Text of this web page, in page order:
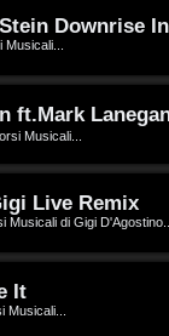
Downrise
Musicali...
ft.Mark
Musicali...
Live Remix
Musicali di Gigi
It
Musicali...